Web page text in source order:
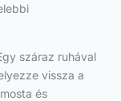
száraz ruhával
vissza a
és